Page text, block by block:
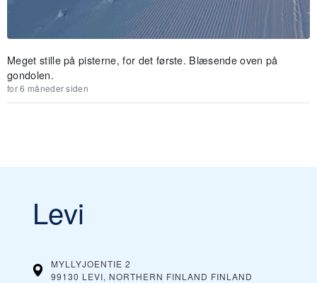
Meget stille på pisterne, for det første. Blæsende oven på
gondolen.
for 6 måneder siden
Levi
MYLLYJOENTIE 2
99130 LEVI, NORTHERN FINLAND FINLAND